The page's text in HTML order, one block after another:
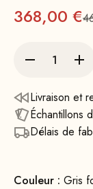
Prix
368,00 €
Livraison et
Échantillons
Délais de
Couleur : Gris